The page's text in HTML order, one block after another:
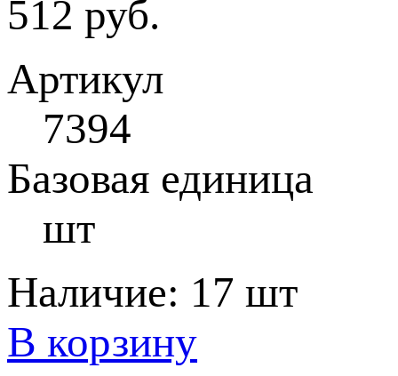
512 руб.
Артикул
7394
Базовая единица
шт
Наличие: 17 шт
В корзину